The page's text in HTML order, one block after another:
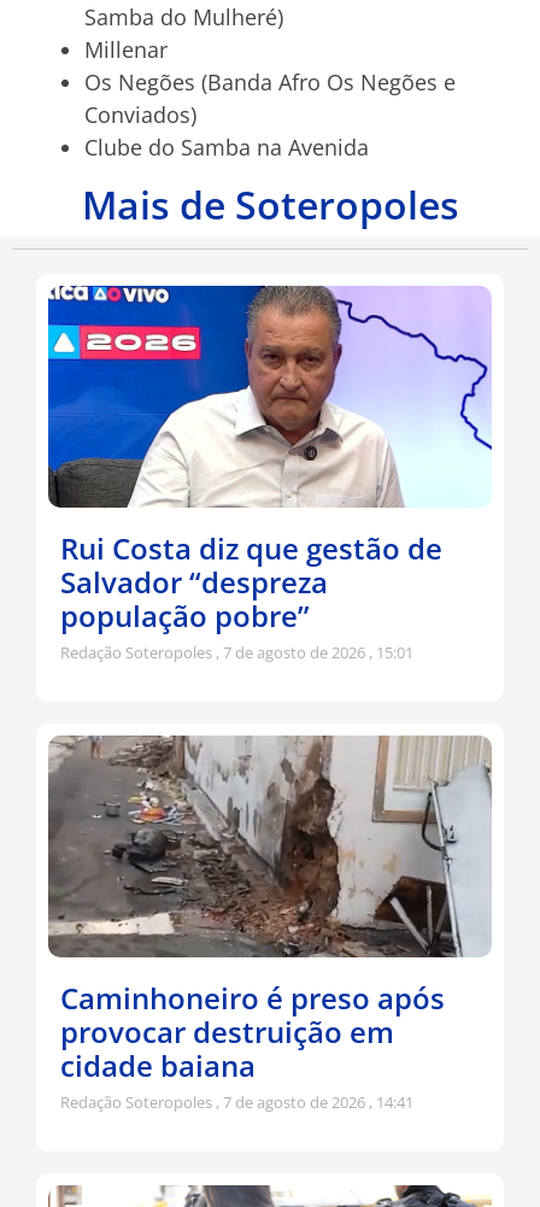
Samba do Mulheré)
Millenar
Os Negões (Banda Afro Os Negões e
Conviados)
Clube do Samba na Avenida
Mais de Soteropoles
Rui Costa diz que gestão de
Salvador “despreza
população pobre”
Redação Soteropoles 7 de agosto de 2026 15:01
Caminhoneiro é preso após
provocar destruição em
cidade baiana
Redação Soteropoles 7 de agosto de 2026 14:41